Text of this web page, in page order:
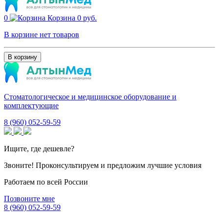
0 Корзина 0 руб.
В корзине нет товаров
В корзину
Стоматологическое и медицинское оборудование и
комплектующие
8 (960) 052-59-59
Ищите, где дешевле?
Звоните! Проконсультируем и предложим лучшие условия
Работаем по всей России
Позвоните мне
8 (960) 052-59-59